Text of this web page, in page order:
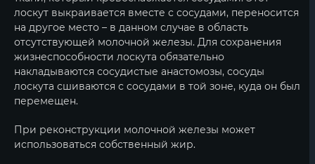
лоскут выкраивается вместе с сосудами, переносится
на другое место – в данном случае в область
отсутствующей молочной железы. Для сохранения
жизнеспособности лоскута обязательно
накладываются сосудистые анастомозы, сосуды
лоскута сшиваются с сосудами в той зоне, куда он был
перемещен.
При реконструкции молочной железы может
использоваться собственный жир.